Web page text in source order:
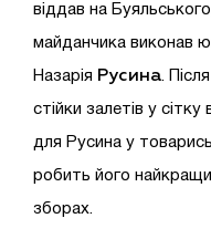
віддав на
майданчика виконав
Назарія Русина .
стійки залетів у сітку
для Русина у
робить його
зборах.